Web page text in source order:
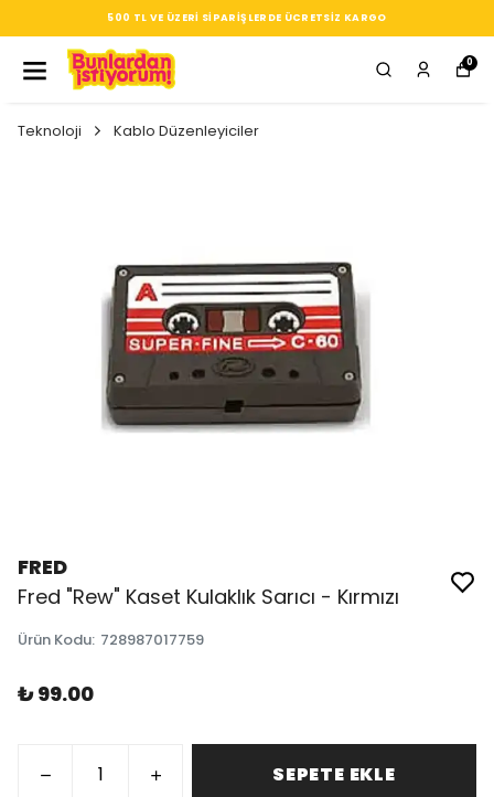
SEÇTIĞIN HER ÜRÜN, TARZINA DAIR KÜÇÜK BIR IMZA
0
Teknoloji Kablo Düzenleyiciler
FRED
Fred "Rew" Kaset Kulaklık Sarıcı - Kırmızı
Ürün Kodu: 728987017759
₺ 99.00
SEPETE EKLE